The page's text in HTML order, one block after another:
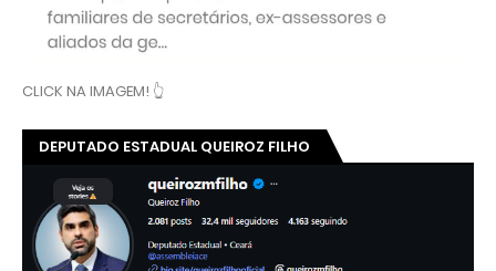
CLICK NA IMAGEM! 👆
DEPUTADO ESTADUAL QUEIROZ FILHO